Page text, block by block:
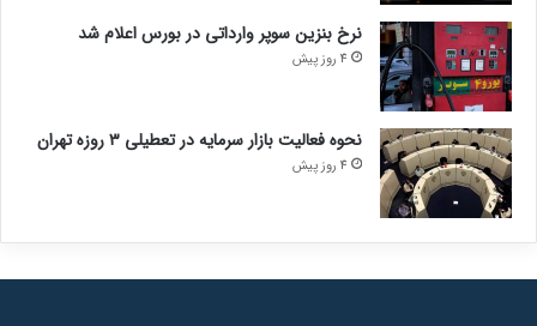
نرخ بنزین سوپر وارداتی در بورس اعلام شد
4 روز پیش
نحوه فعالیت بازار سرمایه در تعطیلی ۳ روزه تهران
4 روز پیش